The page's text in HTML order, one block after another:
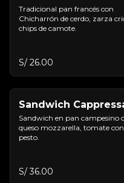
Tradicional pan francés con
Chicharrón de cerdo, zarza
chips de camote.
S/ 26.00
Sandwich
Sandwich en pan campesino
queso mozzarella, tomate
pesto.
S/ 36.00